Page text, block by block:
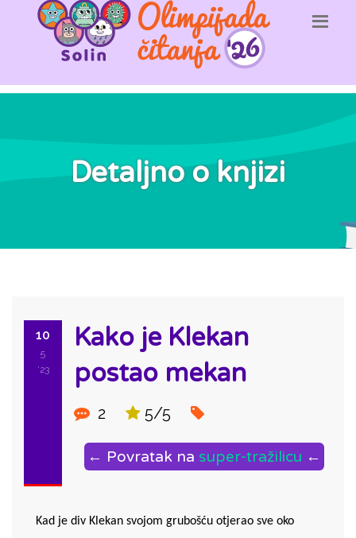
Detaljno o knjizi
10
5
'23
Kako je Klekan
postao mekan
2 5/5
← Povratak na super-tražilicu ←
Kad je div Klekan svojom grubošću otjerao sve oko